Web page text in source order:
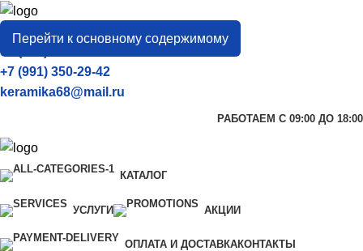
Перейти к основному содержимому
город
Тамбов
+7 (906) 657-33-54
+7 (991) 350-29-42
keramika68@mail.ru
РАБОТАЕМ С 09:00 ДО 18:00
КАТАЛОГ
УСЛУГИ АКЦИИ
ОПЛАТА И ДОСТАВКАКОНТАКТЫ